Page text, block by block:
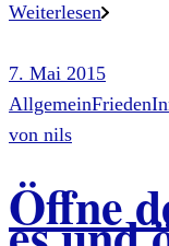
Weiterlesen
7. Mai 2015
AllgemeinFrieden
von nils
Öffne